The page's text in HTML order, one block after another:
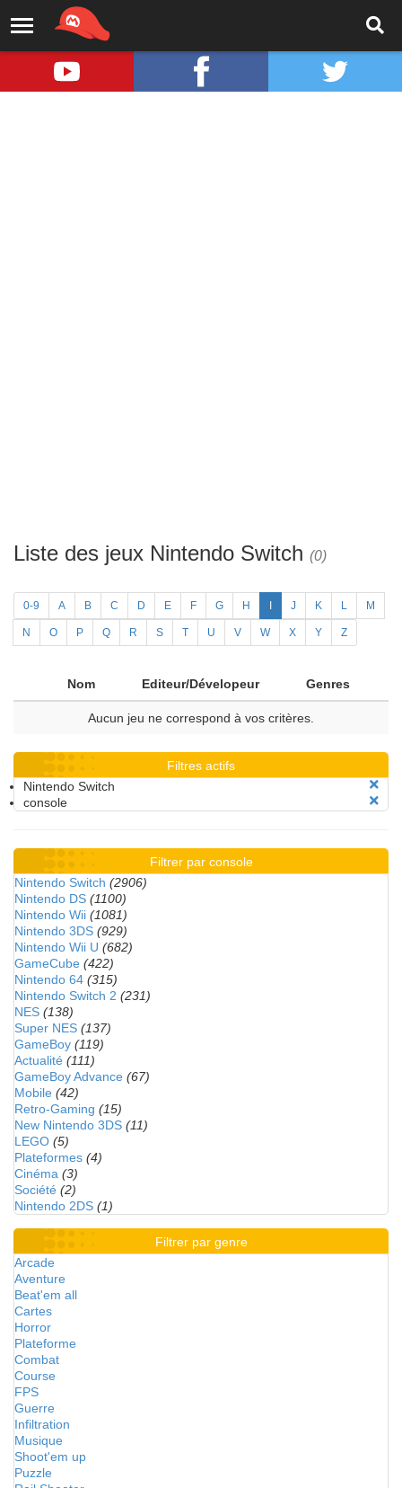
Liste des jeux Nintendo Switch (0)
0-9 A B C D E F G H J K L M
N O P Q R S T U V W X Y Z
Nom Editeur/Dévelopeur Genres
Aucun jeu ne correspond à vos critères.
Filtres actifs
Nintendo Switch
console
Filtrer par console
Nintendo Switch (2906)
Nintendo DS (1100)
Nintendo Wii (1081)
Nintendo 3DS (929)
Nintendo Wii U (682)
GameCube (422)
Nintendo 64 (315)
Nintendo Switch 2 (231)
NES (138)
Super NES (137)
GameBoy (119)
Actualité (111)
GameBoy Advance (67)
Mobile (42)
Retro-Gaming (15)
New Nintendo 3DS (11)
LEGO (5)
Plateformes (4)
Cinéma (3)
Société (2)
Nintendo 2DS (1)
Filtrer par genre
Arcade
Aventure
Beat'em all
Cartes
Horror
Plateforme
Combat
Course
FPS
Guerre
Infiltration
Musique
Shoot'em up
Puzzle